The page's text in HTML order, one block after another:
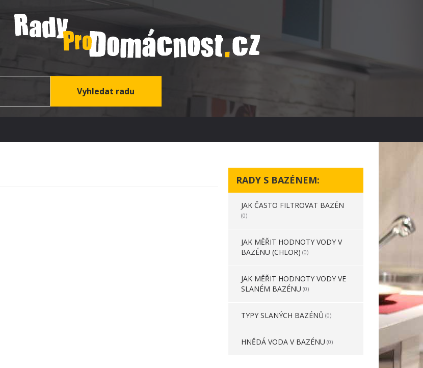
RADY S BAZÉNEM:
JAK ČASTO FILTROVAT BAZÉN
(0)
JAK MĚŘIT HODNOTY VODY V
BAZÉNU (CHLOR) (0)
JAK MĚŘIT HODNOTY VODY VE
SLANÉM BAZÉNU (0)
TYPY SLANÝCH BAZÉNŮ (0)
HNĚDÁ VODA V BAZÉNU (0)